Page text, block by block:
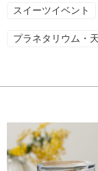
スイーツイベント
プラネタリウム・